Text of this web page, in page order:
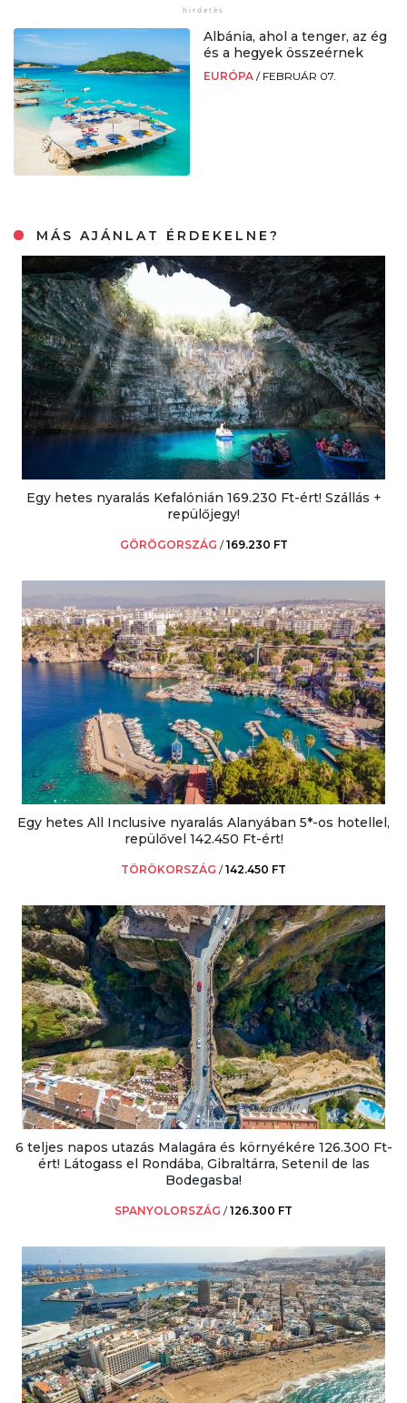
Albánia, ahol a tenger, az ég
és a hegyek összeérnek
EURÓPA / FEBRUÁR 07.
MÁS AJÁNLAT ÉRDEKELNE?
Egy hetes nyaralás Kefalónián 169.230 Ft-ért! Szállás +
repülőjegy!
GÖRÖGORSZÁG /169.230 FT
Egy hetes All Inclusive nyaralás Alanyában 5*-os hotellel,
repülővel 142.450 Ft-ért!
TÖRÖKORSZÁG /142.450 FT
6 teljes napos utazás Malagára és környékére 126.300 Ft-
ért! Látogass el Rondába, Gibraltárra, Setenil de las
Bodegasba!
SPANYOLORSZÁG /126.300 FT